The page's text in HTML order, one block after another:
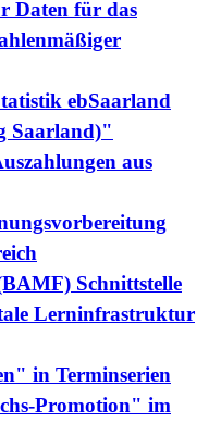
Daten für das
ebSaarland
Saarland)"
aus
Schnittstelle
Lerninfrastruktur
in Terminserien
Promotion" im